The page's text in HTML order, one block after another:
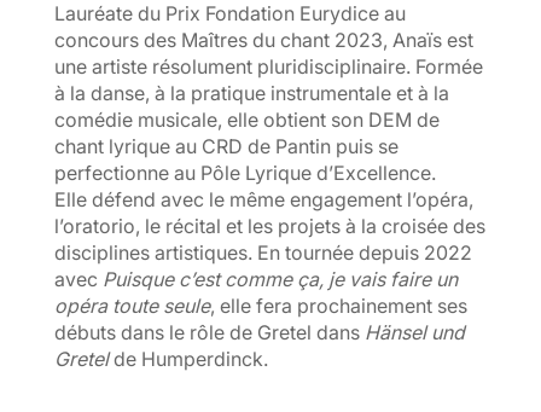
Lauréate du Prix Fondation Eurydice au
concours des Maîtres du chant 2023, Anaïs est
une artiste résolument pluridisciplinaire. Formée
à la danse, à la pratique instrumentale et à la
comédie musicale, elle obtient son DEM de
chant lyrique au CRD de Pantin puis se
perfectionne au Pôle Lyrique d’Excellence.
Elle défend avec le même engagement l’opéra,
l’oratorio, le récital et les projets à la croisée des
disciplines artistiques. En tournée depuis 2022
avec Puisque c’est comme ça, je vais faire un
opéra toute seule, elle fera prochainement ses
débuts dans le rôle de Gretel dans Hänsel und
Gretelde Humperdinck.